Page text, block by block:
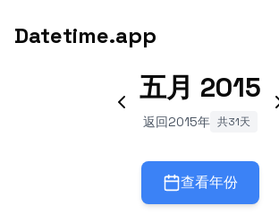
Datetime.app
五月 2015
返回2015年 共31天
查看年份